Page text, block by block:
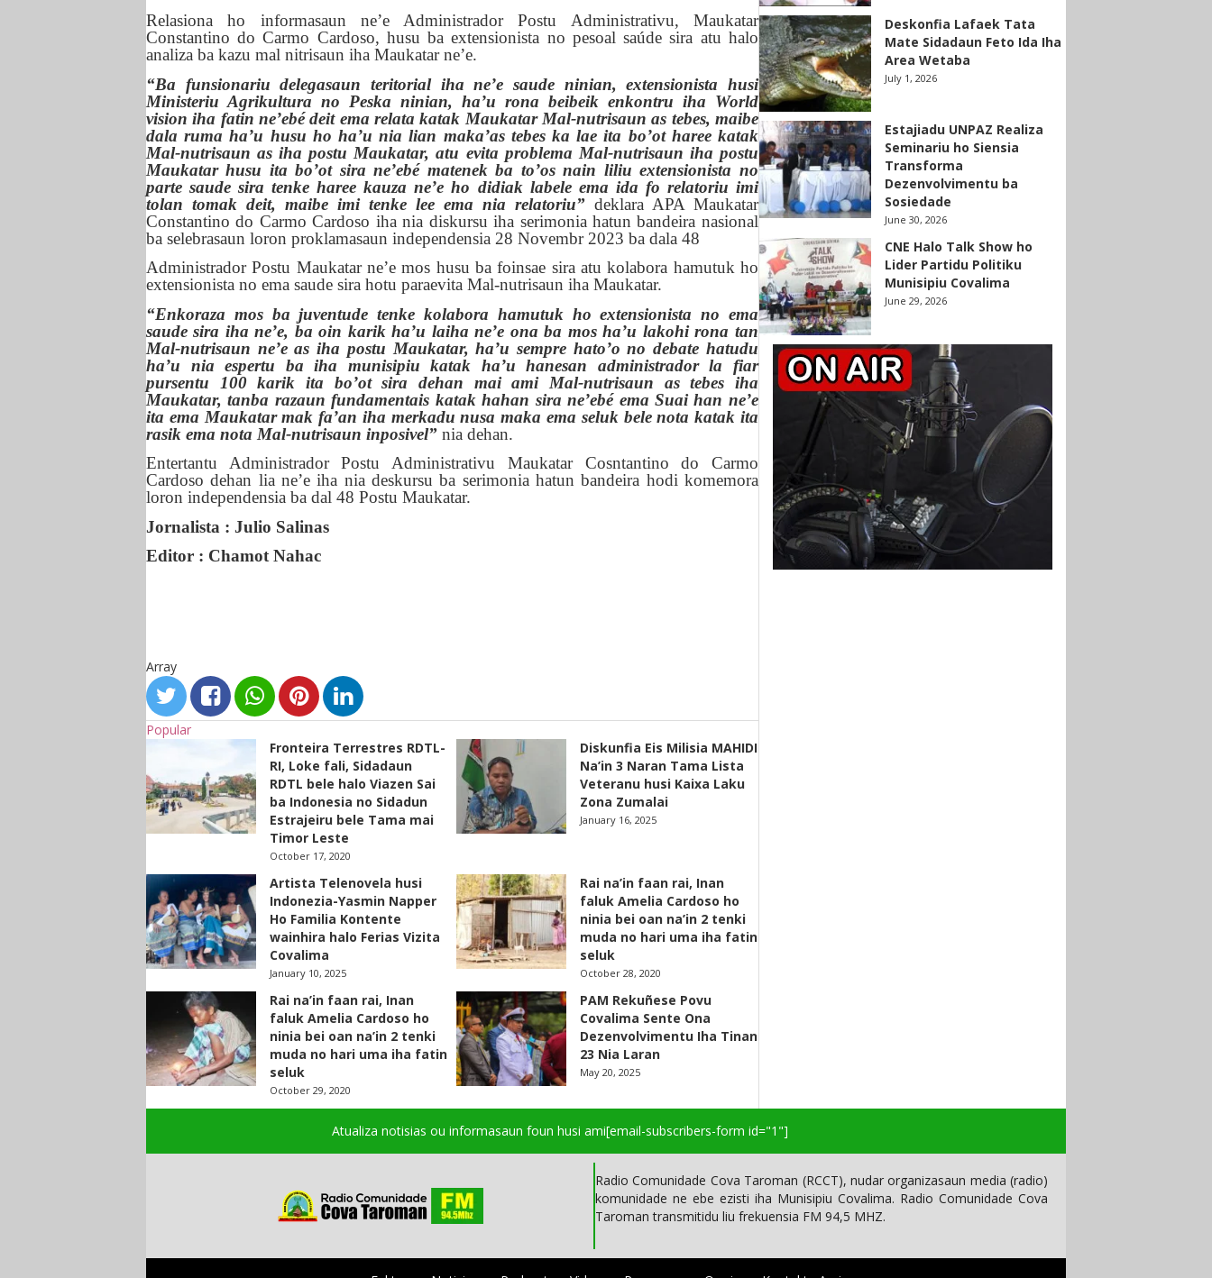
Relasiona ho informasaun ne’e Administrador Postu Administrativu, Maukatar
Constantino do Carmo Cardoso, husu ba extensionista no pesoal saúde sira atu halo
analiza ba kazu mal nitrisaun iha Maukatar ne’e.
“Ba funsionariu delegasaun teritorial iha ne’e saude ninian, extensionista husi
Ministeriu Agrikultura no Peska ninian, ha’u rona beibeik enkontru iha World
vision iha fatin ne’ebé deit ema relata katak Maukatar Mal-nutrisaun as tebes, maibe
dala ruma ha’u husu ho ha’u nia lian maka’as tebes ka lae ita bo’ot haree katak
Mal-nutrisaun as iha postu Maukatar, atu evita problema Mal-nutrisaun iha postu
Maukatar husu ita bo’ot sira ne’ebé matenek ba to’os nain liliu extensionista no
parte saude sira tenke haree kauza ne’e ho didiak labele ema ida fo relatoriu imi
tolan tomak deit, maibe imi tenke lee ema nia relatoriu” deklara APA Maukatar
Constantino do Carmo Cardoso iha nia diskursu iha serimonia hatun bandeira nasional
ba selebrasaun loron proklamasaun independensia 28 Novembr 2023 ba dala 48
Administrador Postu Maukatar ne’e mos husu ba foinsae sira atu kolabora hamutuk ho
extensionista no ema saude sira hotu paraevita Mal-nutrisaun iha Maukatar.
“Enkoraza mos ba juventude tenke kolabora hamutuk ho extensionista no ema
saude sira iha ne’e, ba oin karik ha’u laiha ne’e ona ba mos ha’u lakohi rona tan
Mal-nutrisaun ne’e as iha postu Maukatar, ha’u sempre hato’o no debate hatudu
ha’u nia espertu ba iha munisipiu katak ha’u hanesan administrador la fiar
pursentu 100 karik ita bo’ot sira dehan mai ami Mal-nutrisaun as tebes iha
Maukatar, tanba razaun fundamentais katak hahan sira ne’ebé ema Suai han ne’e
ita ema Maukatar mak fa’an iha merkadu nusa maka ema seluk bele nota katak ita
rasik ema nota Mal-nutrisaun inposivel” nia dehan.
Entertantu Administrador Postu Administrativu Maukatar Cosntantino do Carmo
Cardoso dehan lia ne’e iha nia deskursu ba serimonia hatun bandeira hodi komemora
loron independensia ba dal 48 Postu Maukatar.
Jornalista : Julio Salinas
Editor : Chamot Nahac
Array
Popular
Fronteira Terrestres RDTL-
RI, Loke fali, Sidadaun
RDTL bele halo Viazen Sai
ba Indonesia no Sidadun
Estrajeiru bele Tama mai
Timor Leste
October 17, 2020
Diskunfia Eis Milisia MAHIDI
Na’in 3 Naran Tama Lista
Veteranu husi Kaixa Laku
Zona Zumalai
January 16, 2025
Artista Telenovela husi
Indonezia-Yasmin Napper
Ho Familia Kontente
wainhira halo Ferias Vizita
Covalima
January 10, 2025
Rai na’in faan rai, Inan
faluk Amelia Cardoso ho
ninia bei oan na’in 2 tenki
muda no hari uma iha fatin
seluk
October 28, 2020
Rai na’in faan rai, Inan
faluk Amelia Cardoso ho
ninia bei oan na’in 2 tenki
muda no hari uma iha fatin
seluk
October 29, 2020
PAM Rekuñese Povu
Covalima Sente Ona
Dezenvolvimentu Iha Tinan
23 Nia Laran
May 20, 2025
Deskonfia Lafaek Tata
Mate Sidadaun Feto Ida Iha
Area Wetaba
July 1, 2026
Estajiadu UNPAZ Realiza
Seminariu ho Siensia
Transforma
Dezenvolvimentu ba
Sosiedade
June 30, 2026
CNE Halo Talk Show ho
Lider Partidu Politiku
Munisipiu Covalima
June 29, 2026
Atualiza notisias ou informasaun foun husi ami[email-subscribers-form id="1"]
Radio Comunidade Cova Taroman (RCCT), nudar organizasaun media (radio)
komunidade ne ebe ezisti iha Munisipiu Covalima. Radio Comunidade Cova
Taroman transmitidu liu frekuensia FM 94,5 MHZ.